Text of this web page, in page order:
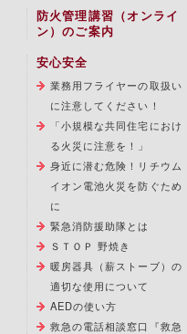
防火管理講習（オンライ
ン）のご案内
安心安全
業務用フライヤーの取扱い
に注意してください！
「小規模な共同住宅におけ
る火災に注意を！」
身近に潜む危険！リチウム
イオン電池火災を防ぐため
に
緊急消防援助隊とは
ＳＴＯＰ 野焼き
暖房器具（薪ストーブ）の
適切な使用について
AEDの使い方
救急の電話相談窓口『救急